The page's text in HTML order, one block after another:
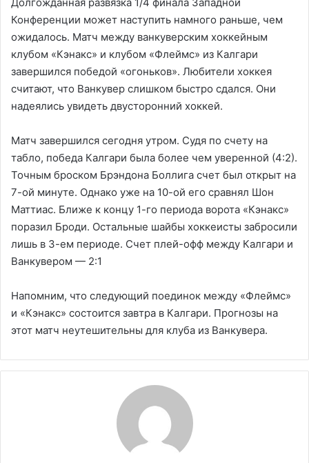
Конференции может наступить намного раньше, чем
ожидалось. Матч между ванкуверским хоккейным
клубом «Кэнакс» и клубом «Флеймс» из Калгари
завершился победой «огоньков». Любители хоккея
считают, что Ванкувер слишком быстро сдался. Они
надеялись увидеть двусторонний хоккей.
Матч завершился сегодня утром. Судя по счету на
табло, победа Калгари была более чем уверенной (4:2).
Точным броском Брэндона Боллига счет был открыт на
7-ой минуте. Однако уже на 10-ой его сравнял Шон
Маттиас. Ближе к концу 1-го периода ворота «Кэнакс»
поразил Броди. Остальные шайбы хоккеисты забросили
лишь в 3-ем периоде. Счет плей-офф между Калгари и
Ванкувером — 2:1
Напомним, что следующий поединок между «Флеймс»
и «Кэнакс» состоится завтра в Калгари. Прогнозы на
этот матч неутешительны для клуба из Ванкувера.